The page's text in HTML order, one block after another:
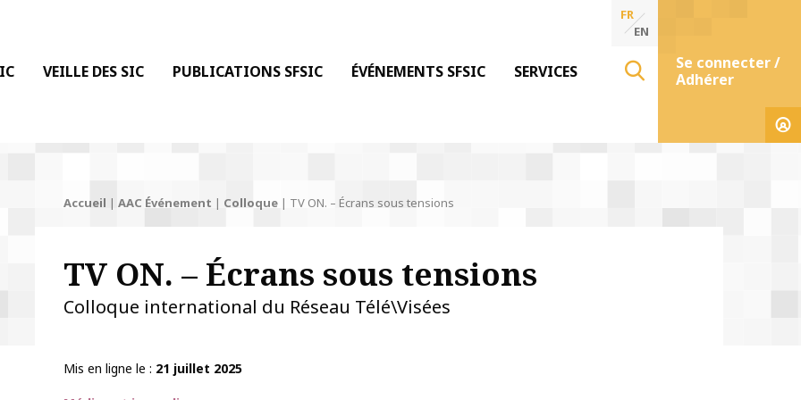
LA COMMUNICATION
VEILLE DES SIC PUBLICATIONS SFSIC ÉVÉNEMENTS SFSIC SERVICES
FR
EN
Se connecter /
Adhérer
Accueil | AAC Événement | Colloque| TV ON. – Écrans sous tensions
TV ON. – Écrans sous tensions
Colloque international du Réseau Télé\Visées
Mis en ligne le
21 juillet 2025